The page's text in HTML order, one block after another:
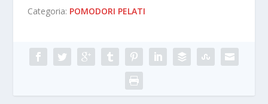
Categoria: POMODORI PELATI